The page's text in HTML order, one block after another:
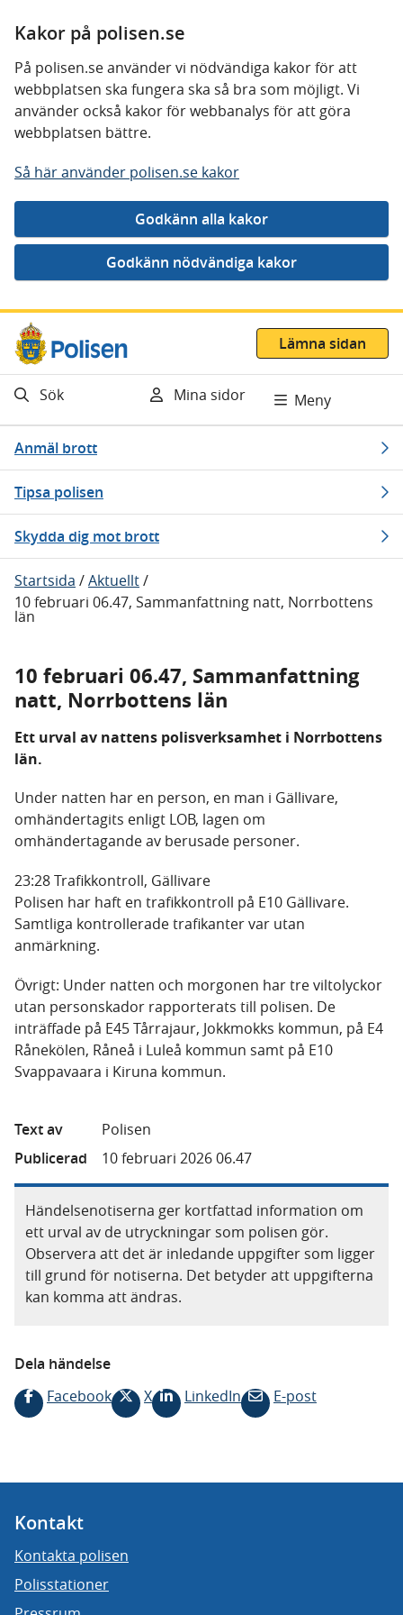
Kakor på polisen.se
På polisen.se använder vi nödvändiga kakor för att
webbplatsen ska fungera ska så bra som möjligt. Vi
använder också kakor för webbanalys för att göra
webbplatsen bättre.
Så här använder polisen.se kakor
Gå direkt till innehåll
Lämna sidan
Sök Mina sidor Meny
Anmäl brott
Tipsa polisen
Skydda dig mot brott
Startsida /Aktuellt/
10 februari 06.47, Sammanfattning natt, Norrbottens
län
10 februari 06.47, Sammanfattning
natt, Norrbottens län
Ett urval av nattens polisverksamhet i Norrbottens
län.
Under natten har en person, en man i Gällivare,
omhändertagits enligt LOB, lagen om
omhändertagande av berusade personer.
23:28 Trafikkontroll, Gällivare
Polisen har haft en trafikkontroll på E10 Gällivare.
Samtliga kontrollerade trafikanter var utan
anmärkning.
Övrigt: Under natten och morgonen har tre viltolyckor
utan personskador rapporterats till polisen. De
inträffade på E45 Tårrajaur, Jokkmokks kommun, på E4
Rånekölen, Råneå i Luleå kommun samt på E10
Svappavaara i Kiruna kommun.
Text av
Polisen
Publicerad
10 februari 2026 06.47
Händelsenotiserna ger kortfattad information om
ett urval av de utryckningar som polisen gör.
Observera att det är inledande uppgifter som ligger
till grund för notiserna. Det betyder att uppgifterna
kan komma att ändras.
Dela händelse
Facebook
X LinkedIn E-post
Kontakt
Kontakta polisen
Polisstationer